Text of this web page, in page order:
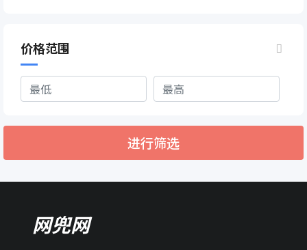
价格范围
进行筛选
网兜网